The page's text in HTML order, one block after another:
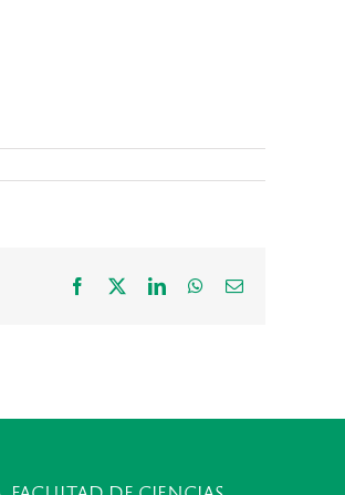
Facebook LinkedInWhatsApp
Correo